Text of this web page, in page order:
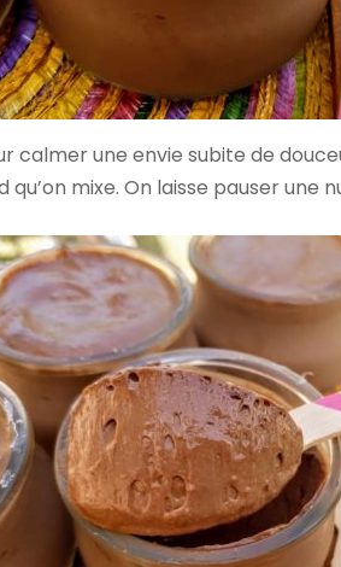
calmer une envie subite de
qu’on mixe. On laisse pauser une